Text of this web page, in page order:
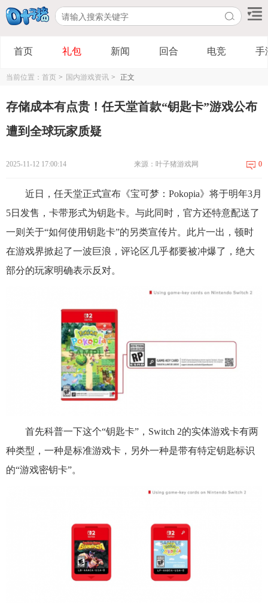
首页 礼包 新闻 回合 电竞 手
当前位置： 首页 > 国内游戏资讯 > 正文
存储成本有点贵！任天堂首款“钥匙卡”游戏公布
遭到全球玩家质疑
2025-11-12 17:00:14 来源：叶子猪游戏网 0
近日，任天堂正式宣布《宝可梦：Pokopia》将于明年3月
5日发售，卡带形式为钥匙卡。与此同时，官方还特意配送了
一则关于“如何使用钥匙卡”的另类宣传片。此片一出，顿时
在游戏界掀起了一波巨浪，评论区几乎都要被冲爆了，绝大
部分的玩家明确表示反对。
首先科普一下这个“钥匙卡”，Switch 2的实体游戏卡有两
种类型，一种是标准游戏卡，另外一种是带有特定钥匙标识
的“游戏密钥卡”。